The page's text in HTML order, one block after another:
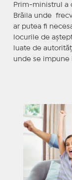
Prim-ministrul a
Brăila unde
ar putea fi
locurile de
luate de
unde se impune